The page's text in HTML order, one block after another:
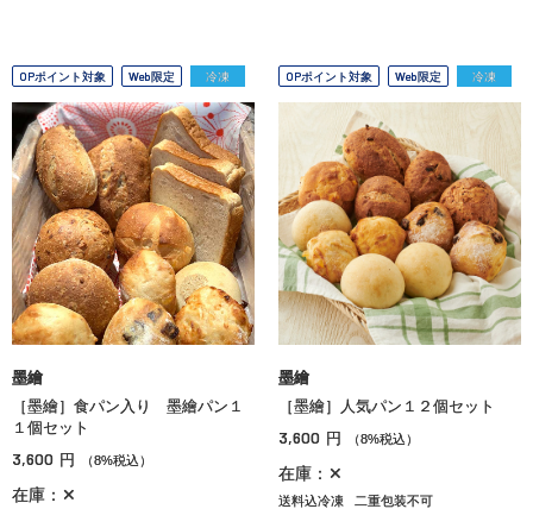
OPポイント対象 Web限定 冷凍
墨繪
［墨繪］食パン入り 墨繪パン１
１個セット
3,600 円 （8%税込）
在庫：✕
OPポイント対象 Web限定 冷凍
墨繪
［墨繪］人気パン１２個セット
3,600 円 （8%税込）
在庫：✕
送料込冷凍 二重包装不可